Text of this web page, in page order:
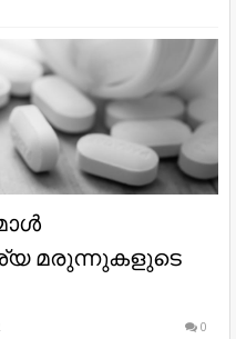
മരുന്നുകളുടെ
0